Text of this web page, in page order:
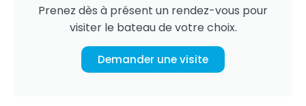
Prenez dès à présent un rendez-vous pour
visiter le bateau de votre choix.
Demander une visite